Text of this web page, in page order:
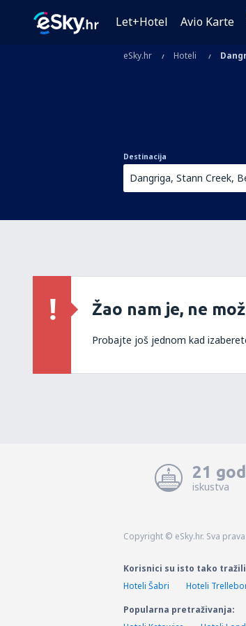
Let+Hotel Avio Karte
eSky.hr Hoteli
Destinacija
Žao nam je, ne
Probajte još jednom kad
21
iskustva
Copyright © eSky.hr. Sva
Korisnici su isto tako
Hoteli Šabri
Hoteli
Popularna pretraživanja: